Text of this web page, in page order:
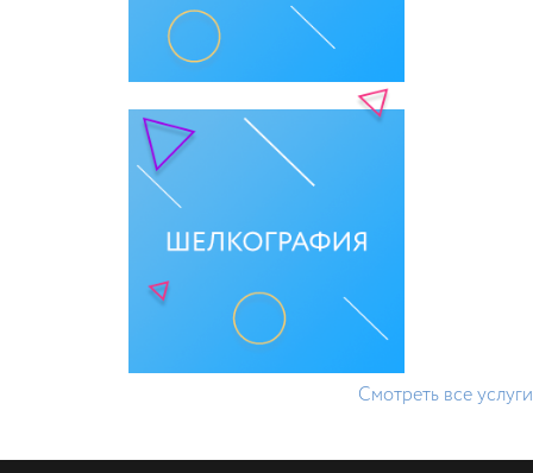
Смотреть все услуги